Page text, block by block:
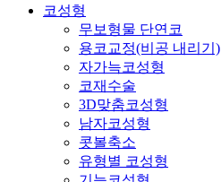
코성형
무보형물 단연코
용코교정(비공 내리기)
자가늑코성형
코재수술
3D맞춤코성형
남자코성형
콧볼축소
유형별 코성형